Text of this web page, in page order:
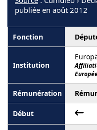
publiée en août 2012